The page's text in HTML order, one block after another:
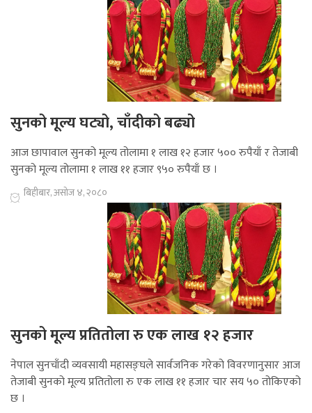
सुनको मूल्य घट्यो, चाँदीको बढ्यो
आज छापावाल सुनको मूल्य तोलामा १ लाख १२ हजार ५०० रुपैयाँ र तेजाबी
सुनको मूल्य तोलामा १ लाख ११ हजार ९५० रुपैयाँ छ ।
बिहीबार, असोज ४, २०८०
सुनको मूल्य प्रतितोला रु एक लाख १२ हजार
नेपाल सुनचाँदी व्यवसायी महासङ्घले सार्वजनिक गरेको विवरणानुसार आज
तेजाबी सुनको मूल्य प्रतितोला रु एक लाख ११ हजार चार सय ५० तोकिएको
छ ।